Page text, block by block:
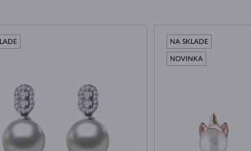
NA SKLADE
NOVINKA